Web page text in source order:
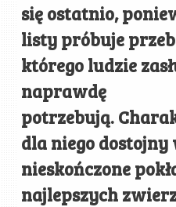
się ostatnio,
listy próbuje
którego ludzie
naprawdę
potrzebują.
dla niego dostojny
nieskończone
najlepszych